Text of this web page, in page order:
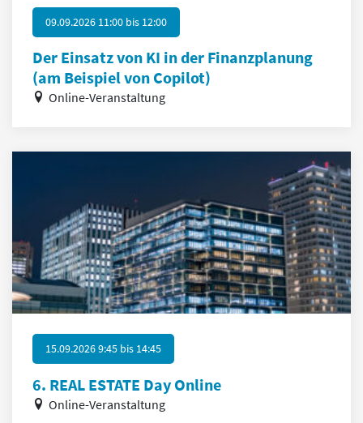
09.09.2026 11:00 bis 12:00
Der Einsatz von KI in der Finanzplanung
(am Beispiel von Copilot)
Online-Veranstaltung
15.09.2026 9:45 bis 14:45
6. REAL ESTATE Day Online
Online-Veranstaltung